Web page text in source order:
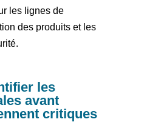
les lignes de
des produits et les
les
avant
critiques